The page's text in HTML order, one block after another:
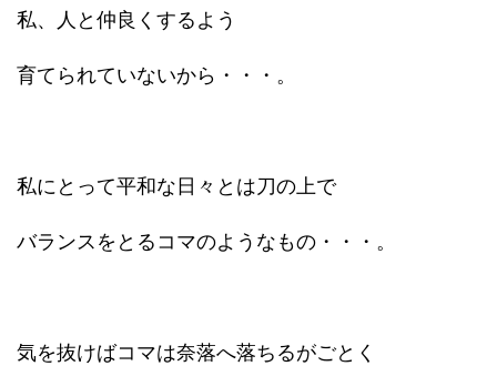
私、人と仲良くするよう
育てられていないから・・・。
私にとって平和な日々とは刀の上で
バランスをとるコマのようなもの・・・。
気を抜けばコマは奈落へ落ちるがごとく